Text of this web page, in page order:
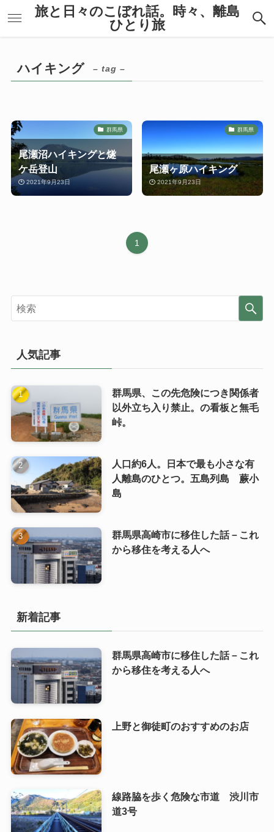
旅と日々のこぼれ話。時々、離島
ひとり旅
ハイキング – tag –
群馬県
尾瀬沼ハイキングと燧
ケ岳登山
2021年9月23日
群馬県
尾瀬ヶ原ハイキング
2021年9月23日
1
人気記事
群馬県、この先危険につき関係者
以外立ち入り禁止。の看板と無毛
峠。
人口約6人。日本で最も小さな有
人離島のひとつ。五島列島 蕨小
島
群馬県高崎市に移住した話－これ
から移住を考える人へ
新着記事
群馬県高崎市に移住した話－これ
から移住を考える人へ
上野と御徒町のおすすめのお店
線路脇を歩く危険な市道 渋川市
道3号